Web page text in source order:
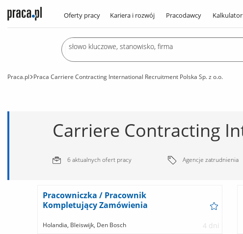
Oferty pracy Kariera i rozwój Pracodawcy
Praca.pl Praca Carriere Contracting International Recruitment Polska Sp. z o.o.
6 aktualnych ofert pracy Agencje zatrudnienia
Pracowniczka / Pracownik
Kompletujący Zamówienia
Holandia, Bleiswijk, Den Bosch 4 dni